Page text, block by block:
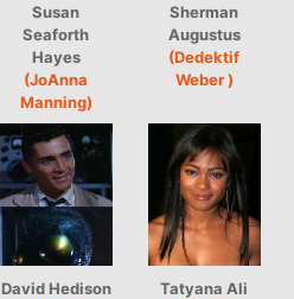
Susan
Seaforth
Hayes
(JoAnna
Manning)
Sherman
Augustus
(Dedektif
Weber )
David Hedison
Tatyana Ali